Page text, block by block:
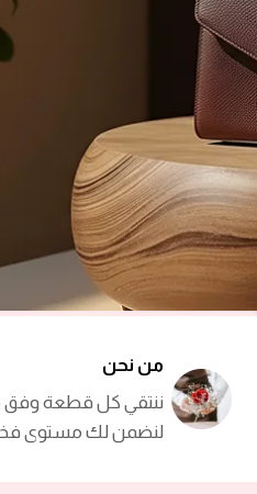
من نحن
ننتقي كل قطعة وفق
لنضمن لك مستوى